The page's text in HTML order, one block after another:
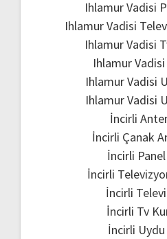
Ihlamur Vadisi
Ihlamur Vadisi
Ihlamur Vadisi
Ihlamur
Ihlamur Vadisi
Ihlamur Vadisi
İncirli
İncirli Çanak
İncirli
İncirli
İncirli
İncirli Tv
İncirli Uydu